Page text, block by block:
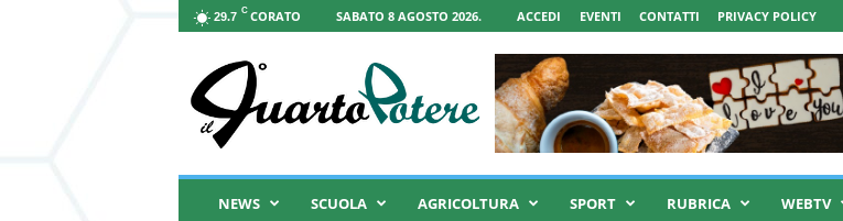
29.7 C CORATO SABATO 8 AGOSTO 2026. ACCEDI EVENTI CONTATTI PRIVACY POLICY
Q
NEWS SCUOLA AGRICOLTURA SPORT RUBRICA WEBTV